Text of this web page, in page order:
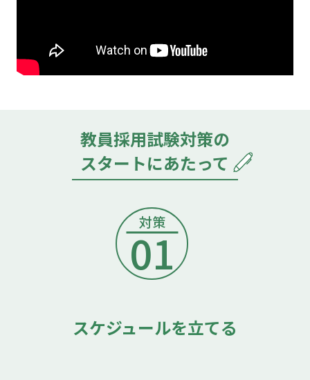
教員採用試験対策の
スタートにあたって
対策
01
スケジュールを立てる